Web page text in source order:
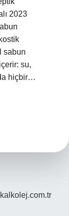
2023
sabun
su,
hiçbir…